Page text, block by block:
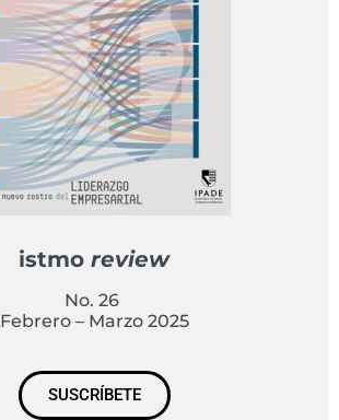
istmo review
No. 26
Febrero – Marzo 2025
SUSCRÍBETE